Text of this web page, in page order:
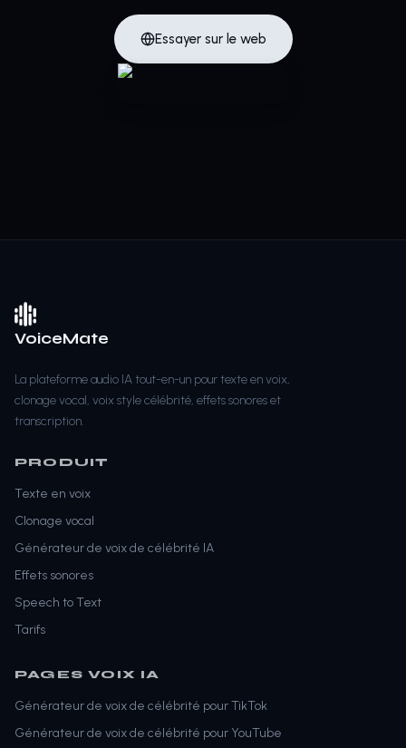
Essayer sur le web
VoiceMate
La plateforme audio IA tout-en-un pour texte en voix,
clonage vocal, voix style célébrité, effets sonores et
transcription.
PRODUIT
Texte en voix
Clonage vocal
Générateur de voix de célébrité IA
Effets sonores
Speech to Text
Tarifs
PAGES VOIX IA
Générateur de voix de célébrité pour TikTok
Générateur de voix de célébrité pour YouTube